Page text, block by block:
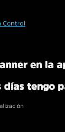
Control
en la
días tengo